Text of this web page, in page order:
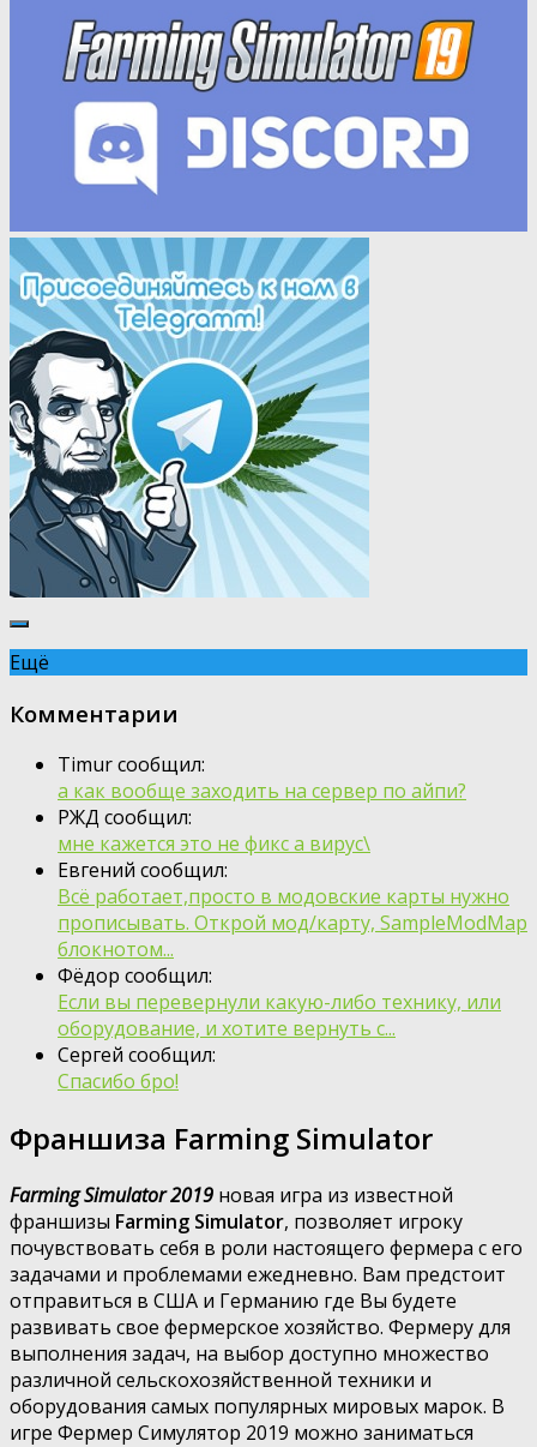
Ещё
Комментарии
Timur сообщил:
а как вообще заходить на сервер по айпи?
РЖД сообщил:
мне кажется это не фикс а вирус\
Евгений сообщил:
Всё работает,просто в модовские карты нужно
прописывать. Открой мод/карту, SampleModMap
блокнотом...
Фёдор сообщил:
Если вы перевернули какую-либо технику, или
оборудование, и хотите вернуть с...
Сергей сообщил:
Спасибо бро!
Франшиза Farming Simulator
Farming Simulator 2019 новая игра из известной
франшизы Farming Simulator, позволяет игроку
почувствовать себя в роли настоящего фермера с его
задачами и проблемами ежедневно. Вам предстоит
отправиться в США и Германию где Вы будете
развивать свое фермерское хозяйство. Фермеру для
выполнения задач, на выбор доступно множество
различной сельскохозяйственной техники и
оборудования самых популярных мировых марок. В
игре Фермер Симулятор 2019 можно заниматься